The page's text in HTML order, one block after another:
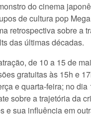
do cinema
de cultura pop
retrospectiva sobre a
das últimas décadas.
de 10 a 15 de
gratuitas às 15h e
e quarta-feira; no
sobre a trajetória da
e sua influência em